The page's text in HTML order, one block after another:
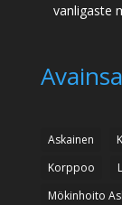
vanligaste
Askainen
Korppoo
Mökinhoito